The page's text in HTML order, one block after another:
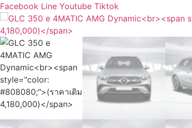
Facebook Line Youtube Tiktok